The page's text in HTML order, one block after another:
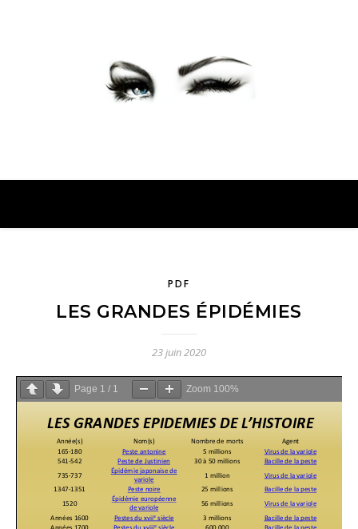
PDF
LES GRANDES ÉPIDÉMIES
23 juin 2020
Page 1 / 1 Zoom 100%